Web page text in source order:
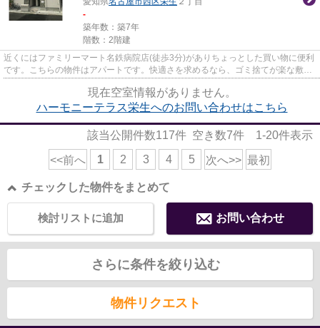
-
築年数：築7年
階数：2階建
近くにはファミリーマート名鉄病院店(徒歩3分)がありちょっとした買い物に便利
です。こちらの物件はアパートです。快適さを求めるなら、ゴミ捨てが楽な敷地
現在空室情報がありません。
ハーモニーテラス栄生へのお問い合わせはこちら
該当公開件数117件 空き数7件 1-20件表示
<<前へ 1 2 3 4 5 次へ>> 最初
チェックした物件をまとめて
お問い合わせ
検討リストに追加
さらに条件を絞り込む
物件リクエスト